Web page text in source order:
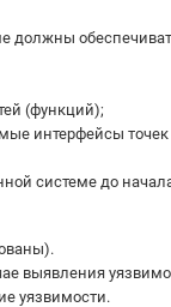
должны
(функций);
интерфейсы точек
системе до
выявления
уязвимости.